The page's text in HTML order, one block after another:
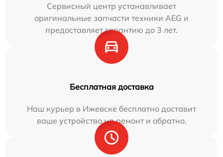
Сервисный центр устанавливает
оригинальные запчасти техники AEG и
предоставляет гарантию до 3 лет.
Бесплатная доставка
Наш курьер в Ижевске бесплатно доставит
ваше устройство на ремонт и обратно.